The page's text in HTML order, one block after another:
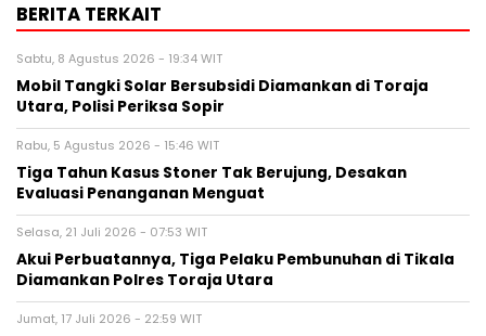
BERITA TERKAIT
Sabtu, 8 Agustus 2026 - 19:34 WIT
Mobil Tangki Solar Bersubsidi Diamankan di Toraja
Utara, Polisi Periksa Sopir
Rabu, 5 Agustus 2026 - 15:46 WIT
Tiga Tahun Kasus Stoner Tak Berujung, Desakan
Evaluasi Penanganan Menguat
Selasa, 21 Juli 2026 - 07:53 WIT
Akui Perbuatannya, Tiga Pelaku Pembunuhan di Tikala
Diamankan Polres Toraja Utara
Jumat, 17 Juli 2026 - 22:59 WIT